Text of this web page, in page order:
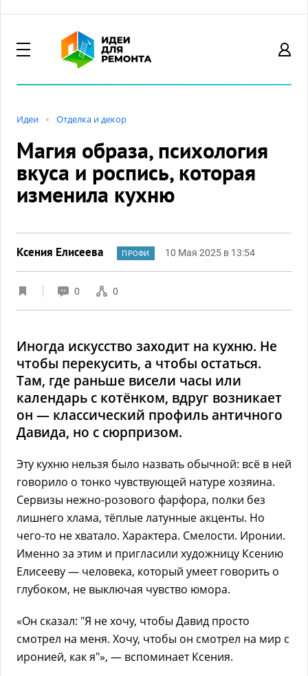
Идеи Отделка и декор
Магия образа, психология
вкуса и роспись, которая
изменила кухню
Ксения Елисеева ПРОФИ 10 Мая 2025 в 13:54
0 0
Иногда искусство заходит на кухню. Не
чтобы перекусить, а чтобы остаться.
Там, где раньше висели часы или
календарь с котёнком, вдруг возникает
он — классический профиль античного
Давида, но с сюрпризом.
Эту кухню нельзя было назвать обычной: всё в ней
говорило о тонко чувствующей натуре хозяина.
Сервизы нежно-розового фарфора, полки без
лишнего хлама, тёплые латунные акценты. Но
чего-то не хватало. Характера. Смелости. Иронии.
Именно за этим и пригласили художницу Ксению
Елисееву — человека, который умеет говорить о
глубоком, не выключая чувство юмора.
«Он сказал: "Я не хочу, чтобы Давид просто
смотрел на меня. Хочу, чтобы он смотрел на мир с
иронией, как я"», — вспоминает Ксения.